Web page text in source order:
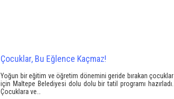
Çocuklar, Bu Eğlence Kaçmaz!
Yoğun bir eğitim ve öğretim dönemini geride bırakan çocuklar
için Maltepe Belediyesi dolu dolu bir tatil programı hazırladı.
Çocuklara ve…